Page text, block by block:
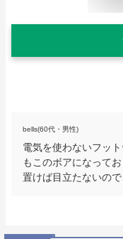
bells(60代・男性)
電気を使わないフッ
もこのボアになって
置けば目立たないの